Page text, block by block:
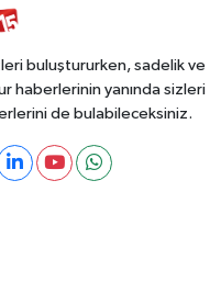
Toplayabilecek
buluştururken, sadelik ve
haberlerinin yanında sizleri
de bulabileceksiniz.